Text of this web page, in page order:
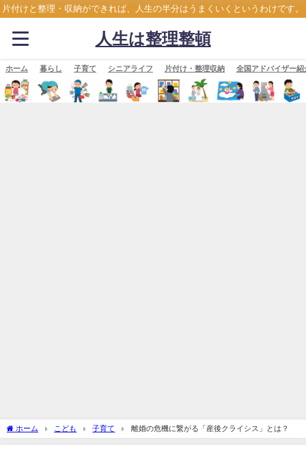
片付けと整理・収納ができれば、人生の半分はうまくいくというわけです。
人生は整理整頓
ホーム 暮らし 子育て シニアライフ 片付け・整理収納 全国アドバイザー紹
ホーム こども 子育て 離婚の危機に繋がる「産後クライシス」とは？